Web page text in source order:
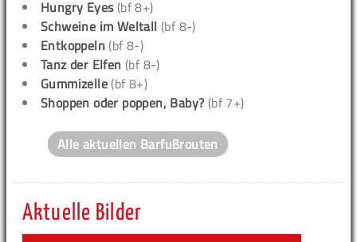
Hungry Eyes(bf 8+)
Schweine im Weltall (bf 8-)
Entkoppeln (bf 8-)
Tanz der Elfen (bf 8-)
Gummizelle (bf 8+)
Shoppen oder poppen, Baby? (bf 7+)
Alle aktuellen Barfußrouten
Aktuelle Bilder